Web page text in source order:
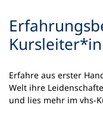
Erfahre aus erster
Welt ihre
und lies mehr im vhs-